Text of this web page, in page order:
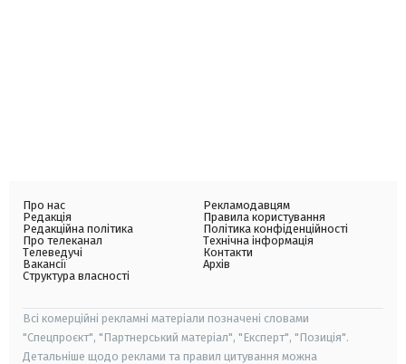
Про нас
Редакція
Редакційна політика
Про телеканал
Телеведучі
Вакансії
Структура власності
Рекламодавцям
Правила користування
Політика конфіденційності
Технічна інформація
Контакти
Архів
Всі комерційні рекламні матеріали позначені словами
"Спецпроєкт", "Партнерський матеріал", "Експерт", "Позиція".
Детальніше щодо реклами та правил цитування можна